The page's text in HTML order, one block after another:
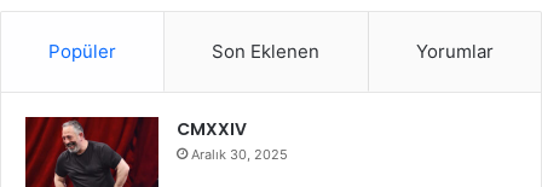
Popüler Son Eklenen Yorumlar
CMXXIV
Aralık 30, 2025